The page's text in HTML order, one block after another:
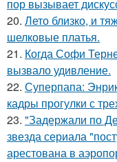
пор вызывает
20. Лето близко, и
шелковые платья.
21. Когда Софи
вызвало удивление.
22. Суперпапа:
кадры прогулки с
23. "Задержали по
звезда сериала
арестована в